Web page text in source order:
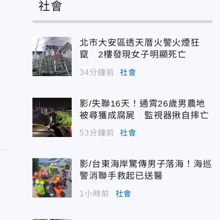
社會
北市大安區透天厝火警火煙狂
竄 2樓發現女子明顯死亡
34分鐘前 社會
影/失聯16天！通霄26歲男農地
被尋獲成腐屍 監視器揪自摔亡
53分鐘前 社會
影/台東海岸驚傳男子落海！海巡
警消聯手救起已送醫
1小時前 社會